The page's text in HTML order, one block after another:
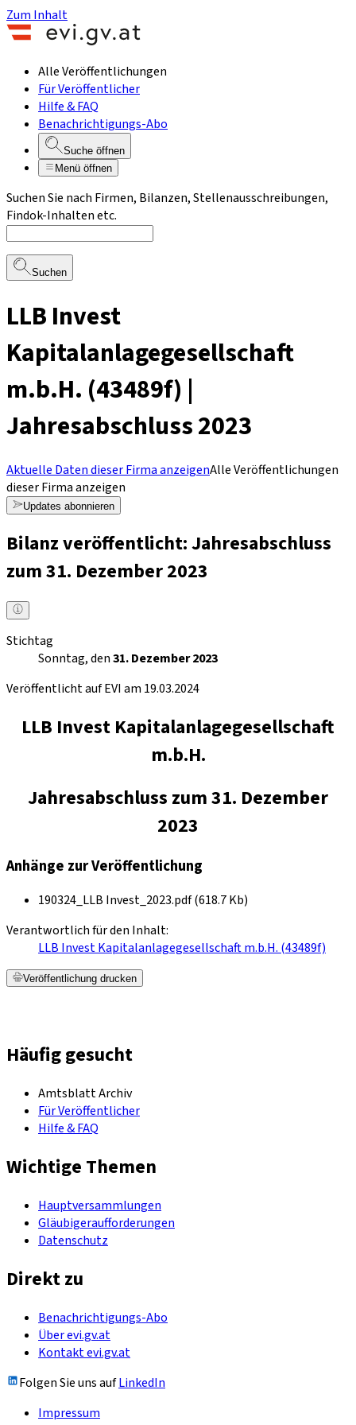
Zum Inhalt
Alle Veröffentlichungen
Für Veröffentlicher
Hilfe & FAQ
Benachrichtigungs-Abo
Suche öffnen
Menü öffnen
Suchen Sie nach Firmen, Bilanzen, Stellenausschreibungen,
Findok-Inhalten etc.
Suchen
LLB Invest
Kapitalanlagegesellschaft
m.b.H. (43489f) |
Jahresabschluss 2023
Aktuelle Daten dieser Firma anzeigenAlle Veröffentlichungen
dieser Firma anzeigen
Updates abonnieren
Bilanz veröffentlicht: Jahresabschluss
zum 31. Dezember 2023
Stichtag
Sonntag, den31. Dezember 2023
Veröffentlicht auf EVI am 19.03.2024
LLB Invest Kapitalanlagegesellschaft
m.b.H.
Jahresabschluss zum 31. Dezember
2023
Anhänge zur Veröffentlichung
190324_LLB Invest_2023.pdf (618.7 Kb)
Verantwortlich für den Inhalt:
LLB Invest Kapitalanlagegesellschaft m.b.H. (43489f)
Veröffentlichung drucken
Häufig gesucht
Amtsblatt Archiv
Für Veröffentlicher
Hilfe & FAQ
Wichtige Themen
Hauptversammlungen
Gläubigeraufforderungen
Datenschutz
Direkt zu
Benachrichtigungs-Abo
Über evi.gv.at
Kontakt evi.gv.at
Folgen Sie uns aufLinkedIn
Impressum